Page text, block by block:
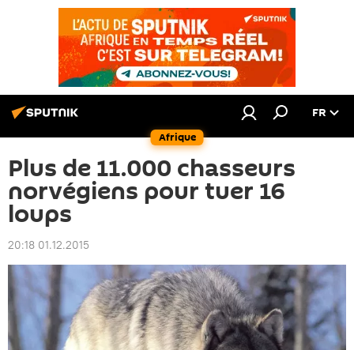
Afrique
FR
Plus de 11.000 chasseurs
norvégiens pour tuer 16
loups
20:18 01.12.2015